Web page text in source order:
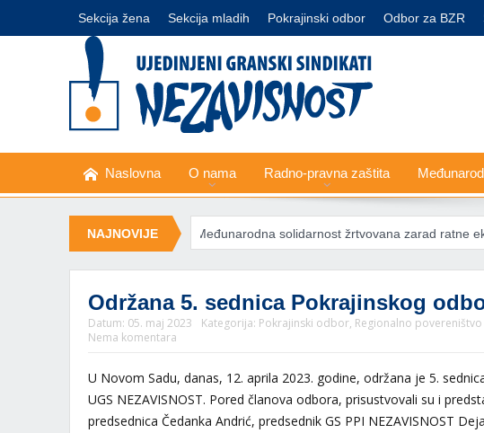
Sekcija žena Sekcija mladih Pokrajinski odbor Odbor za BZR
Naslovna O nama Radno-pravna zaštita
NAJNOVIJE
struje Međunarodna solidarnost žrtvovana zarad ratne ekonomije
Održana 5. sednica Pokrajinskog
Datum: 05. maj 2023 Kategorija: Pokrajinski odbor, Regionalno povereništvo
Nema komentara
U Novom Sadu, danas, 12. aprila 2023. godine, održana je 5.
UGS NEZAVISNOST. Pored članova odbora, prisustvovali su i
predsednica Čedanka Andrić, predsednik GS PPI NEZAVISNOST